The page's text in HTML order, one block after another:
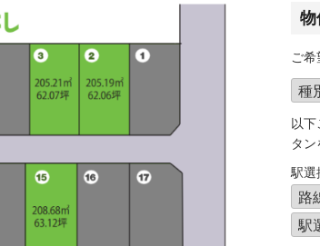
物
ご
以下
タ
駅選